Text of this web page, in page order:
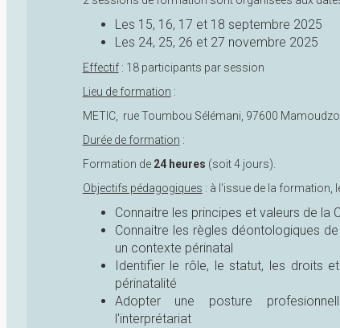
Les 15, 16, 17 et 18 septembre 2025
Les 24, 25, 26 et 27 novembre 2025
Effectif: 18 participants par session
Lieu de formation :
METIC, rue Toumbou Sélémani, 97600
Durée de formation :
Formation de 24 heures (soit 4 jours).
Objectifs pédagogiques : à l'issue de la formation,
Connaitre les principes et valeurs de la
Connaitre les règles déontologiques
un contexte périnatal
Identifier le rôle, le statut, les droits
périnatalité
Adopter une posture
l'interprétariat